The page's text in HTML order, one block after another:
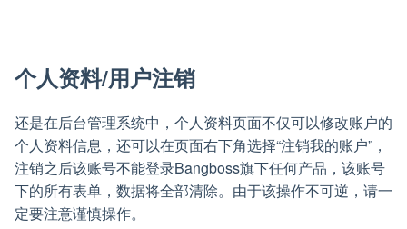
个人资料/用户注销
还是在后台管理系统中，个人资料页面不仅可以修改账户的
个人资料信息，还可以在页面右下角选择“注销我的账户”，
注销之后该账号不能登录Bangboss旗下任何产品，该账号
下的所有表单，数据将全部清除。由于该操作不可逆，请一
定要注意谨慎操作。